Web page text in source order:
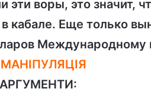
эти воры, это значит,
в кабале. Еще только
Международному
МАНІПУЛЯЦІЯ